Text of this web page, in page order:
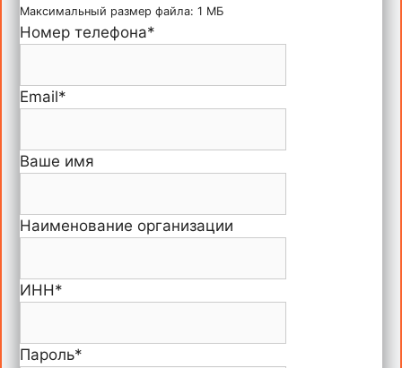
Максимальный размер файла: 1 МБ
Номер телефона*
Email*
Ваше имя
Наименование организации
ИНН*
Пароль*